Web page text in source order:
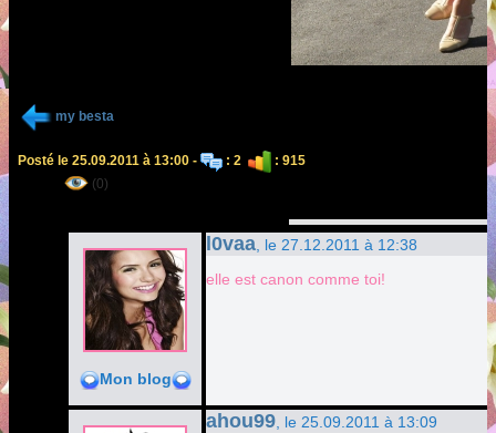
my besta
Posté le 25.09.2011 à 13:00 - : 2
: 915
(0)
Mon blog
l0vaa , le 27.12.2011 à 12:38
elle est canon comme toi!
ahou99 , le 25.09.2011 à 13:09